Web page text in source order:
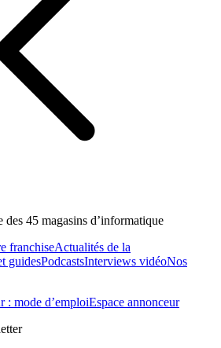
45 magasins d’informatique
franchiseActualités de la
guidesPodcastsInterviews vidéoNos
: mode d’emploiEspace annonceur